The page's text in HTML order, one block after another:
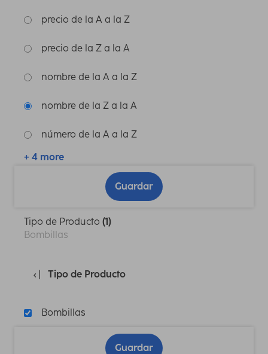
precio de la A a la Z
precio de la Z a la A
nombre de la A a la Z
nombre de la Z a la A
número de la A a la Z
+ 4 more
Guardar
Tipo de Producto (1)
Bombillas
Tipo de Producto
Bombillas
Guardar